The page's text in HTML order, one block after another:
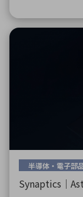
半導体・電子部
Synaptics｜